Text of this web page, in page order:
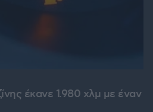
έκανε 1.980 χλμ με έναν